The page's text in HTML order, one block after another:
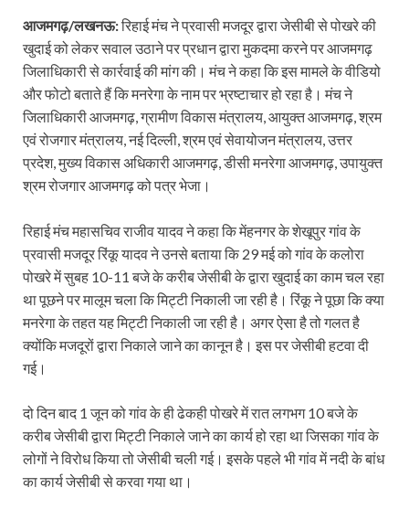
आजमगढ़/लखनऊ:रिहाई मंच ने प्रवासी मजदूर द्वारा जेसीबी से पोखरे की
खुदाई को लेकर सवाल उठाने पर प्रधान द्वारा मुकदमा करने पर आजमगढ़
जिलाधिकारी से कार्रवाई की मांग की। मंच ने कहा कि इस मामले के वीडियो
और फोटो बताते हैं कि मनरेगा के नाम पर भ्रष्टाचार हो रहा है। मंच ने
जिलाधिकारी आजमगढ़, ग्रामीण विकास मंत्रालय, आयुक्त आजमगढ़, श्रम
एवं रोजगार मंत्रालय, नई दिल्ली, श्रम एवं सेवायोजन मंत्रालय, उत्तर
प्रदेश, मुख्य विकास अधिकारी आजमगढ़, डीसी मनरेगा आजमगढ़, उपायुक्त
श्रम रोजगार आजमगढ़ को पत्र भेजा।
रिहाई मंच महासचिव राजीव यादव ने कहा कि मेंहनगर के शेखूपुर गांव के
प्रवासी मजदूर रिंकू यादव ने उनसे बताया कि 29 मई को गांव के कलोरा
पोखरे में सुबह 10-11 बजे के करीब जेसीबी के द्वारा खुदाई का काम चल रहा
था पूछने पर मालूम चला कि मिट्टी निकाली जा रही है। रिंकू ने पूछा कि क्या
मनरेगा के तहत यह मिट्टी निकाली जा रही है। अगर ऐसा है तो गलत है
क्योंकि मजदूरों द्वारा निकाले जाने का कानून है। इस पर जेसीबी हटवा दी
गई।
दो दिन बाद 1 जून को गांव के ही ढेकही पोखरे में रात लगभग 10 बजे के
करीब जेसीबी द्वारा मिट्टी निकाले जाने का कार्य हो रहा था जिसका गांव के
लोगों ने विरोध किया तो जेसीबी चली गई। इसके पहले भी गांव में नदी के बांध
का कार्य जेसीबी से करवा गया था।